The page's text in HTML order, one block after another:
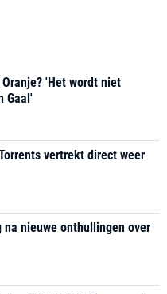
'Het wordt niet
Gaal'
vertrekt direct weer
na nieuwe onthullingen over